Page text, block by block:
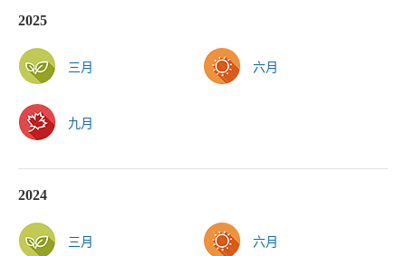
2025
三月 六月
九月
2024
三月 六月